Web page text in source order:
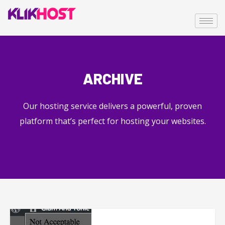
ARCHIVE
Our hosting service delivers a powerful, proven
platform that’s perfect for hosting your websites.